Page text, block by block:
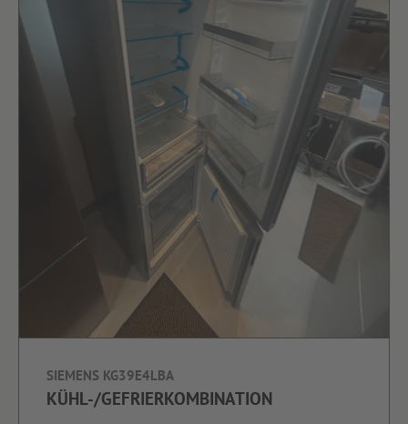
SIEMENS KG39E4LBA
KÜHL-/GEFRIERKOMBINATION